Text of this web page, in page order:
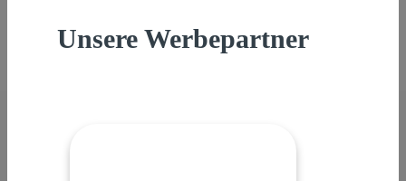
Unsere Werbepartner